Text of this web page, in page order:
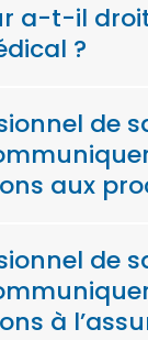
a-t-il
?
de
aux
de
à